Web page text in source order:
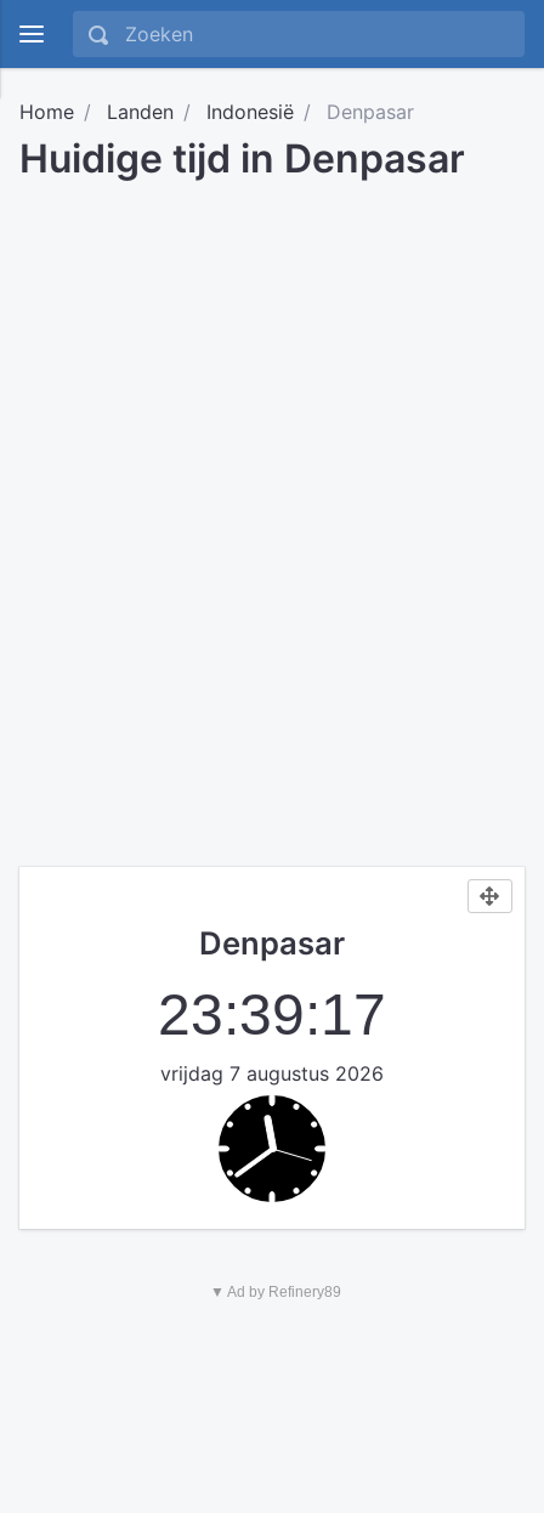
Home Landen Indonesië Denpasar
Huidige tijd in Denpasar
Denpasar
23:39:17
vrijdag 7 augustus 2026
▼ Ad by Refinery89